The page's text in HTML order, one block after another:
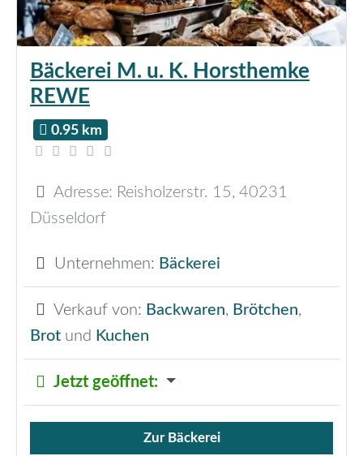
Bäckerei M. u. K. Horsthemke
REWE
0.95 km
Adresse: Reisholzerstr. 15, 40231
Düsseldorf
Unternehmen: Bäckerei
Verkauf von: Backwaren, Brötchen,
Brot und Kuchen
Jetzt geöffnet:
Verkauf von Brötchen,
Zur Bäckerei